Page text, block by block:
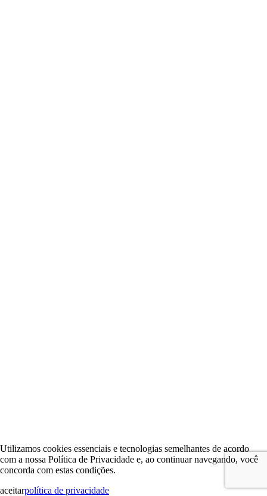
Utilizamos cookies essenciais e tecnologias semelhantes de acordo
com a nossa Política de Privacidade e, ao continuar navegando, você
concorda com estas condições.
aceitarpolítica de privacidade